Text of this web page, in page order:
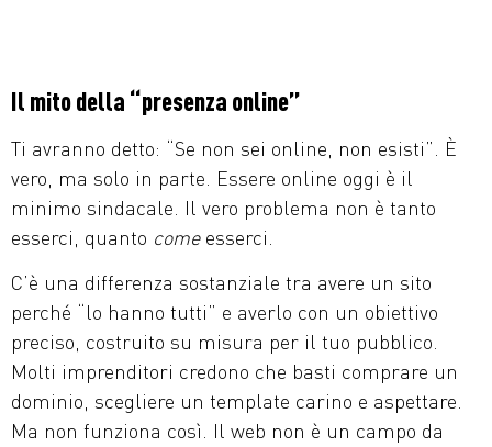
Il mito della “presenza online”
Ti avranno detto: “Se non sei online, non esisti”. È
vero, ma solo in parte. Essere online oggi è il
minimo sindacale. Il vero problema non è tanto
esserci, quanto comeesserci.
C’è una differenza sostanziale tra avere un sito
perché “lo hanno tutti” e averlo con un obiettivo
preciso, costruito su misura per il tuo pubblico.
Molti imprenditori credono che basti comprare un
dominio, scegliere un template carino e aspettare.
Ma non funziona così. Il web non è un campo da